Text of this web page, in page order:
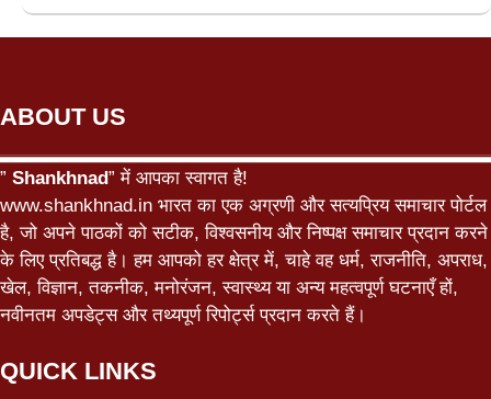
ABOUT US
” Shankhnad” में आपका स्वागत है!
www.shankhnad.in भारत का एक अग्रणी और सत्यप्रिय समाचार पोर्टल
है, जो अपने पाठकों को सटीक, विश्वसनीय और निष्पक्ष समाचार प्रदान करने
के लिए प्रतिबद्ध है। हम आपको हर क्षेत्र में, चाहे वह धर्म, राजनीति, अपराध,
खेल, विज्ञान, तकनीक, मनोरंजन, स्वास्थ्य या अन्य महत्वपूर्ण घटनाएँ हों,
नवीनतम अपडेट्स और तथ्यपूर्ण रिपोर्ट्स प्रदान करते हैं।
QUICK LINKS